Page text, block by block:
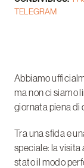
TELEGRAM
Abbiamo
ma non ci siamo
giornata piena di
Tra una sfida e
speciale: la visita
stato il modo